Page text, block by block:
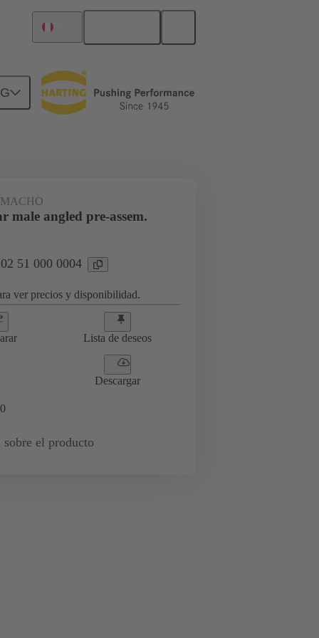
Productos
male angled pre-assem.
51 000 0004
ver precios y disponibilidad.
Lista de deseos
Descargar
0
sobre el producto